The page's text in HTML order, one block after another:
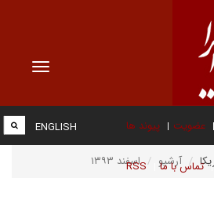
Toggle
عضویت پیوند ها
تماس با ما RSS
ENGLISH
آرشیو اسفند ۱۳۹۳